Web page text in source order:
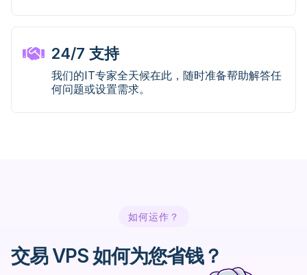
24/7 支持
我们的IT专家全天候在此，随时准备帮助解答任
何问题或设置需求。
如何运作？
交易 VPS 如何为您省钱？